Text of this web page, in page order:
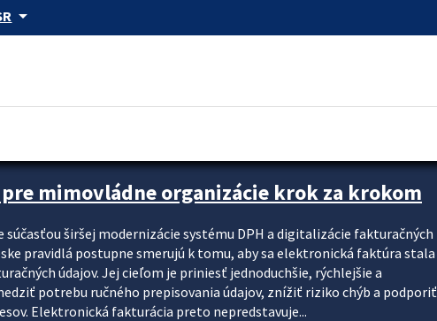
arrow_drop_down
mimovládne organizácie krok za krokom
širšej modernizácie systému DPH a digitalizácie fakturačných
pravidlá postupne smerujú k tomu, aby sa elektronická faktúra stala
údajov. Jej cieľom je priniesť jednoduchšie, rýchlejšie a
potrebu ručného prepisovania údajov, znížiť riziko chýb a podporiť
Elektronická fakturácia preto nepredstavuje...